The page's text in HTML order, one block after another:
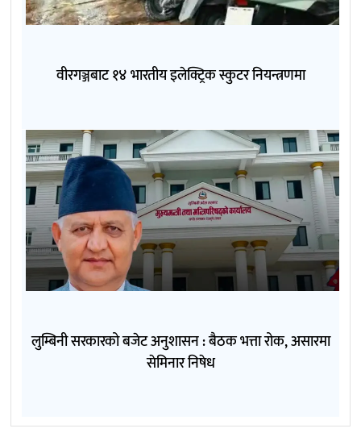
वीरगञ्जबाट १४ भारतीय इलेक्ट्रिक स्कुटर नियन्त्रणमा
लुम्बिनी सरकारको बजेट अनुशासन : बैठक भत्ता रोक, असारमा
सेमिनार निषेध